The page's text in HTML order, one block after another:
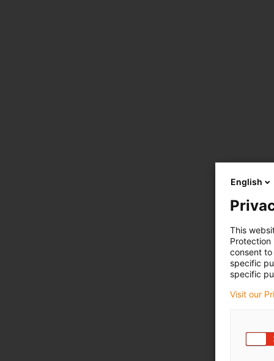
English
This
Protection
consent
specific
specific
Visit our